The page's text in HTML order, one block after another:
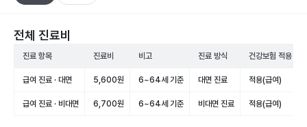
전체 진료비
진료 항목 진료비 비고 진료 방식 건강보험 적용
급여 진료 · 대면 5,600원 6~64세 기준 대면 진료 적용(급여)
급여 진료 · 비대면 6,700원 6~64세 기준 비대면 진료 적용(급여)